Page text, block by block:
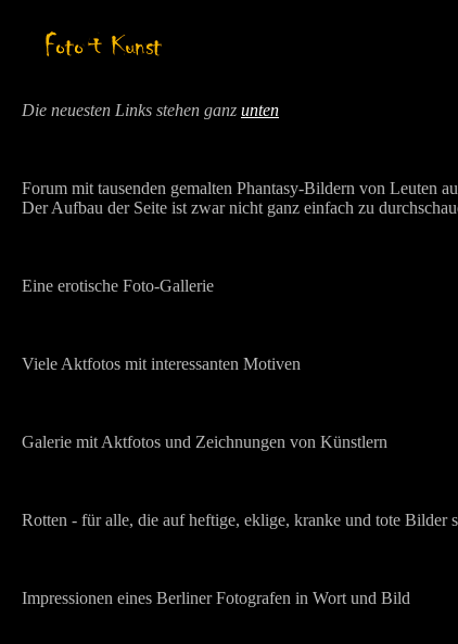
Die neuesten Links stehen ganz unten
Forum mit tausenden gemalten Phantasy-Bildern von Leuten
Der Aufbau der Seite ist zwar nicht ganz einfach zu
Eine erotische Foto-Gallerie
Viele Aktfotos mit interessanten Motiven
Galerie mit Aktfotos und Zeichnungen von Künstlern
Rotten - für alle, die auf heftige, eklige, kranke und tote Bilder
Impressionen eines Berliner Fotografen in Wort und Bild